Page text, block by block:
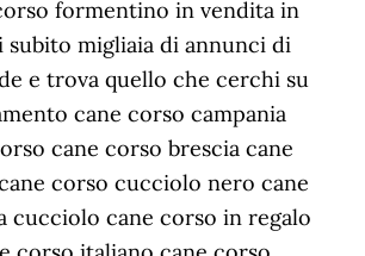
formentino in vendita in
subito migliaia di annunci di
e trova quello che cerchi su
cane corso campania
cane corso brescia cane
corso cucciolo nero cane
cucciolo cane corso in regalo